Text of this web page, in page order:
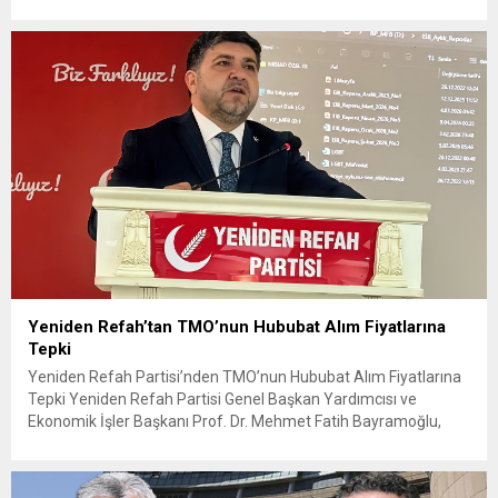
itibaren iki takım da kontrollü bir oyun sergilerken, Avustralya
özellikle hızlı hücumlarla etkili olmaya...
Yeniden Refah’tan TMO’nun Hububat Alım Fiyatlarına
Tepki
Yeniden Refah Partisi’nden TMO’nun Hububat Alım Fiyatlarına
Tepki Yeniden Refah Partisi Genel Başkan Yardımcısı ve
Ekonomik İşler Başkanı Prof. Dr. Mehmet Fatih Bayramoğlu,
fiyatların çiftçinin artan maliyetlerini karşılamaktan uzak